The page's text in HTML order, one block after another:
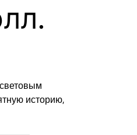
историю,